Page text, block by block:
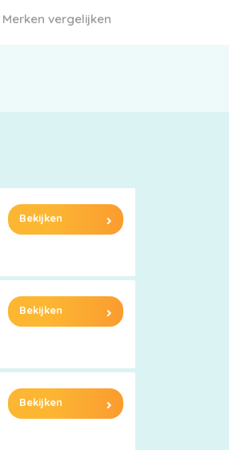
Merken vergelijken
Bekijken
Bekijken
Bekijken